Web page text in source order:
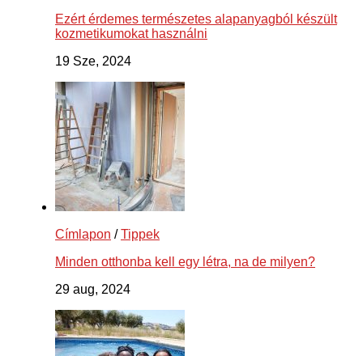
Ezért érdemes természetes alapanyagból készült
kozmetikumokat használni
19 Sze, 2024
Címlapon /Tippek
Minden otthonba kell egy létra, na de milyen?
29 aug, 2024